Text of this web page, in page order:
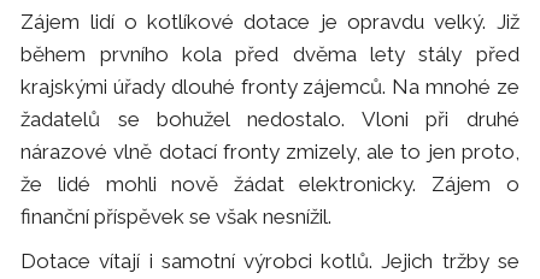
Zájem lidí o kotlíkové dotace je opravdu velký. Již
během prvního kola před dvěma lety stály před
krajskými úřady dlouhé fronty zájemců. Na mnohé ze
žadatelů se bohužel nedostalo. Vloni při druhé
nárazové vlně dotací fronty zmizely, ale to jen proto,
že lidé mohli nově žádat elektronicky. Zájem o
finanční příspěvek se však nesnížil.
Dotace vítají i samotní výrobci kotlů. Jejich tržby se